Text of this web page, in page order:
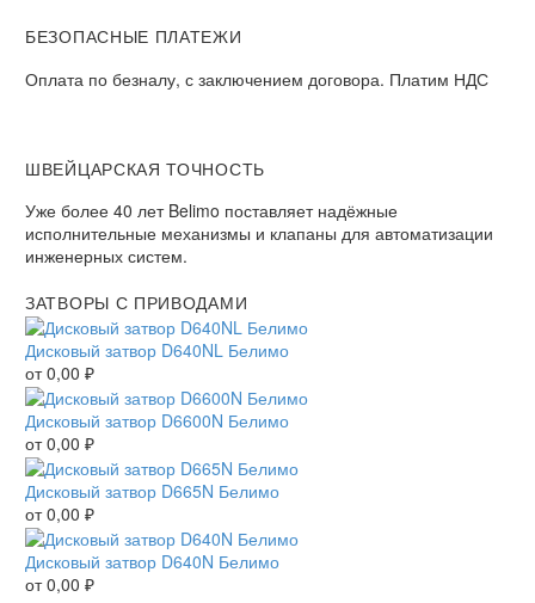
БЕЗОПАСНЫЕ ПЛАТЕЖИ​
Оплата по безналу, с заключением договора. Платим НДС​
ШВЕЙЦАРСКАЯ ТОЧНОСТЬ
Уже более 40 лет Belimo поставляет надёжные
исполнительные механизмы и клапаны для автоматизации
инженерных систем.
ЗАТВОРЫ С ПРИВОДАМИ
Дисковый затвор D640NL Белимо
от0,00 ₽
Дисковый затвор D6600N Белимо
от0,00 ₽
Дисковый затвор D665N Белимо
от0,00 ₽
Дисковый затвор D640N Белимо
от0,00 ₽